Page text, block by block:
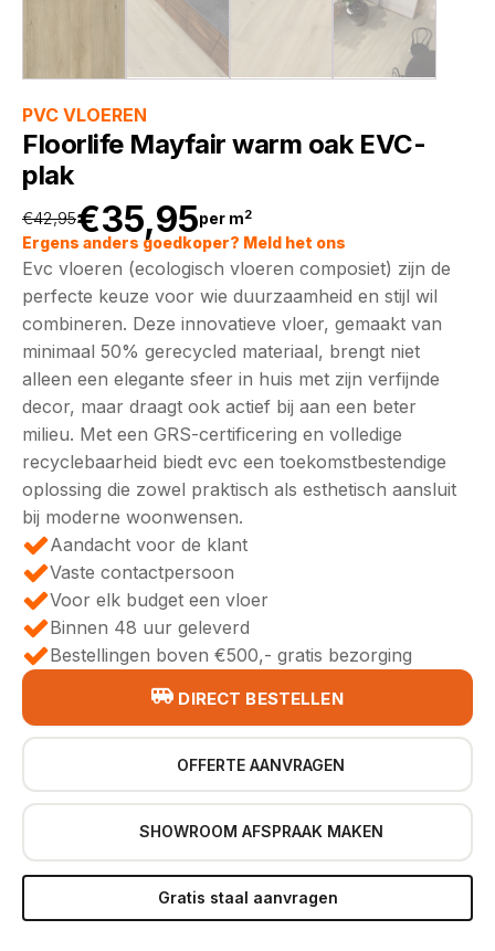
PVC VLOEREN
Floorlife Mayfair warm oak EVC-
plak
€42,95
Oorspronkelijke
prijs
was:
€42,95.
€35,95
Huidige
prijs
is:
€35,95.
per m2
Ergens anders goedkoper? Meld het ons
Evc vloeren (ecologisch vloeren composiet) zijn de
perfecte keuze voor wie duurzaamheid en stijl wil
combineren. Deze innovatieve vloer, gemaakt van
minimaal 50% gerecycled materiaal, brengt niet
alleen een elegante sfeer in huis met zijn verfijnde
decor, maar draagt ook actief bij aan een beter
milieu. Met een GRS-certificering en volledige
recyclebaarheid biedt evc een toekomstbestendige
oplossing die zowel praktisch als esthetisch aansluit
bij moderne woonwensen.
Aandacht voor de klant
Vaste contactpersoon
Voor elk budget een vloer
Binnen 48 uur geleverd
Bestellingen boven €500,- gratis bezorging
DIRECT BESTELLEN
OFFERTE AANVRAGEN
SHOWROOM AFSPRAAK MAKEN
Gratis staal aanvragen